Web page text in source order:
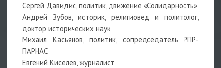
Сергей Давидис, политик, движение «Солидарность»
Андрей Зубов, историк, религиовед и политолог,
доктор исторических наук
Михаил Касьянов, политик, сопредседатель РПР-
ПАРНАС
Евгений Киселев, журналист